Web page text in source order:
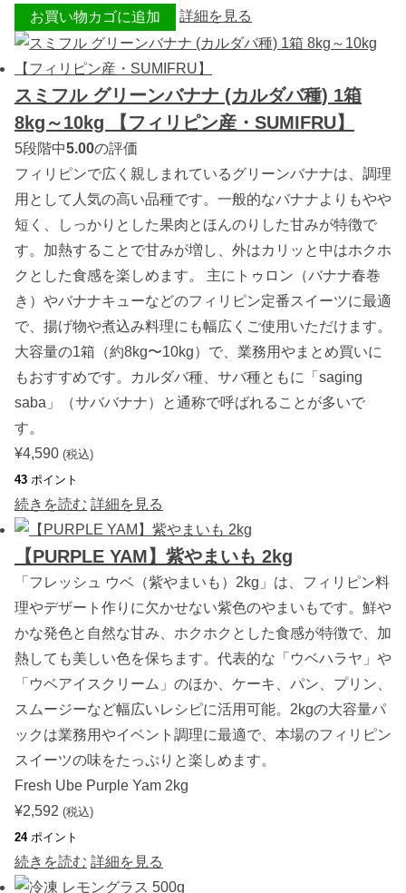
お買い物カゴに追加 詳細を見る
スミフル グリーンバナナ (カルダバ種) 1箱
8kg～10kg 【フィリピン産・SUMIFRU】
5段階中5.00の評価
フィリピンで広く親しまれているグリーンバナナは、調理
用として人気の高い品種です。一般的なバナナよりもやや
短く、しっかりとした果肉とほんのりした甘みが特徴で
す。加熱することで甘みが増し、外はカリッと中はホクホ
クとした食感を楽しめます。 主にトゥロン（バナナ春巻
き）やバナナキューなどのフィリピン定番スイーツに最適
で、揚げ物や煮込み料理にも幅広くご使用いただけます。
大容量の1箱（約8kg〜10kg）で、業務用やまとめ買いに
もおすすめです。カルダバ種、サバ種ともに「saging
saba」（サババナナ）と通称で呼ばれることが多いで
す。
¥4,590 (税込)
43 ポイント
続きを読む 詳細を見る
【PURPLE YAM】紫やまいも 2kg
「フレッシュ ウベ（紫やまいも）2kg」は、フィリピン料
理やデザート作りに欠かせない紫色のやまいもです。鮮や
かな発色と自然な甘み、ホクホクとした食感が特徴で、加
熱しても美しい色を保ちます。代表的な「ウベハラヤ」や
「ウベアイスクリーム」のほか、ケーキ、パン、プリン、
スムージーなど幅広いレシピに活用可能。2kgの大容量パ
ックは業務用やイベント調理に最適で、本場のフィリピン
スイーツの味をたっぷりと楽しめます。
Fresh Ube Purple Yam 2kg
¥2,592 (税込)
24ポイント
続きを読む 詳細を見る